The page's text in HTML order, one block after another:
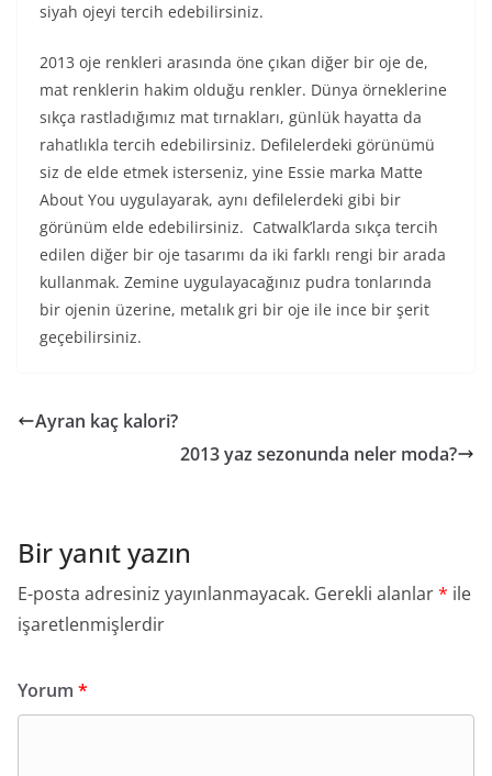
siyah ojeyi tercih edebilirsiniz.
2013 oje renkleri arasında öne çıkan diğer bir oje de,
mat renklerin hakim olduğu renkler. Dünya örneklerine
sıkça rastladığımız mat tırnakları, günlük hayatta da
rahatlıkla tercih edebilirsiniz. Defilelerdeki görünümü
siz de elde etmek isterseniz, yine Essie marka Matte
About You uygulayarak, aynı defilelerdeki gibi bir
görünüm elde edebilirsiniz. Catwalk’larda sıkça tercih
edilen diğer bir oje tasarımı da iki farklı rengi bir arada
kullanmak. Zemine uygulayacağınız pudra tonlarında
bir ojenin üzerine, metalık gri bir oje ile ince bir şerit
geçebilirsiniz.
Ayran kaç kalori?
2013 yaz sezonunda neler moda?
Bir yanıt yazın
E-posta adresiniz yayınlanmayacak. Gerekli alanlar* ile
işaretlenmişlerdir
Yorum *